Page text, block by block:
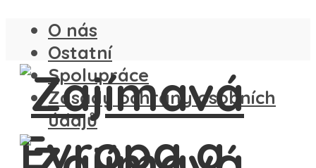
O nás
Ostatní
Spolupráce
Zásady ochrany osobních
údajů